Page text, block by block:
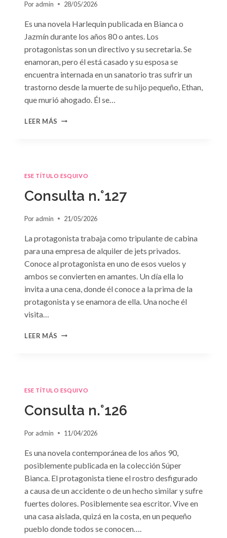
Por admin 28/05/2026
Es una novela Harlequin publicada en Bianca o
Jazmín durante los años 80 o antes. Los
protagonistas son un directivo y su secretaria. Se
enamoran, pero él está casado y su esposa se
encuentra internada en un sanatorio tras sufrir un
trastorno desde la muerte de su hijo pequeño, Ethan,
que murió ahogado. Él se…
LEER MÁS CONSULTA
JANET
DAILEY
ESE TÍTULO ESQUIVO
Consulta n.°127
Por admin 21/05/2026
La protagonista trabaja como tripulante de cabina
para una empresa de alquiler de jets privados.
Conoce al protagonista en uno de esos vuelos y
ambos se convierten en amantes. Un día ella lo
invita a una cena, donde él conoce a la prima de la
protagonista y se enamora de ella. Una noche él
visita…
LEER MÁS CONSULTA
ESE TÍTULO ESQUIVO
Consulta n.°126
Por admin 11/04/2026
Es una novela contemporánea de los años 90,
posiblemente publicada en la colección Súper
Bianca. El protagonista tiene el rostro desfigurado
a causa de un accidente o de un hecho similar y sufre
fuertes dolores. Posiblemente sea escritor. Vive en
una casa aislada, quizá en la costa, en un pequeño
pueblo donde todos se conocen….